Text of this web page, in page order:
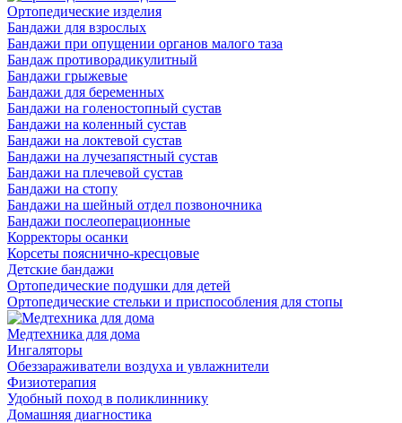
Ортопедические изделия
Бандажи для взрослых
Бандажи при опущении органов малого таза
Бандаж противорадикулитный
Бандажи грыжевые
Бандажи для беременных
Бандажи на голеностопный сустав
Бандажи на коленный сустав
Бандажи на локтевой сустав
Бандажи на лучезапястный сустав
Бандажи на плечевой сустав
Бандажи на стопу
Бандажи на шейный отдел позвоночника
Бандажи послеоперационные
Корректоры осанки
Корсеты пояснично-кресцовые
Детские бандажи
Ортопедические подушки для детей
Ортопедические стельки и приспособления для стопы
Медтехника для дома
Ингаляторы
Обеззараживатели воздуха и увлажнители
Физиотерапия
Удобный поход в поликлиннику
Домашняя диагностика